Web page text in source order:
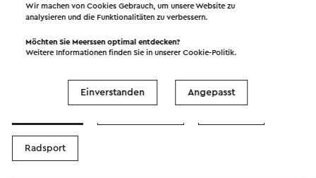
Radsport
Wir machen von Cookies Gebrauch, um unsere Website zu
analysieren und die Funktionalitäten zu verbessern.
Möchten Sie Meerssen optimal entdecken?
Weitere Informationen finden Sie in unsererCookie-Politik.
Einverstanden Angepasst